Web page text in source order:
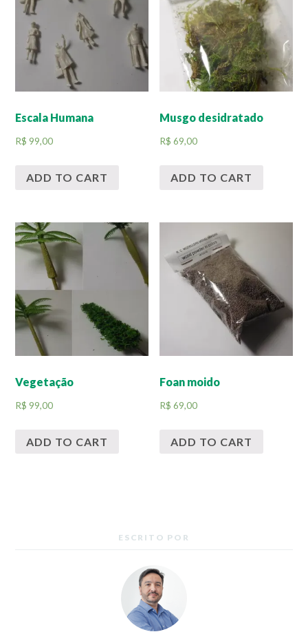
Escala Humana
R$ 99,00
ADD TO CART
Musgo desidratado
R$ 69,00
ADD TO CART
Vegetação
R$ 99,00
ADD TO CART
Foan moido
R$ 69,00
ADD TO CART
ESCRITO POR